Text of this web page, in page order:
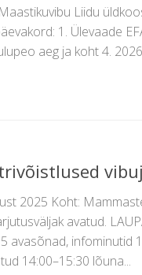
Liidu
1. Ülevaade
aeg ja koht 4.
2025 Koht:
avatud.
avasõnad, infominutid
14:00–15:30 lõuna...